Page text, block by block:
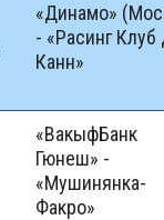
«Динамо»
- «Расинг Клуб
Канн»
«ВакыфБанк
Гюнеш» -
«Мушинянка-
Факро»